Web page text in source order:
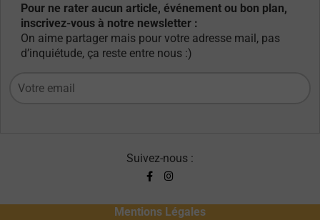
Pour ne rater aucun article, événement ou bon plan,
inscrivez-vous à notre newsletter :
On aime partager mais pour votre adresse mail, pas
d’inquiétude, ça reste entre nous :)
Suivez-nous :
Mentions Légales